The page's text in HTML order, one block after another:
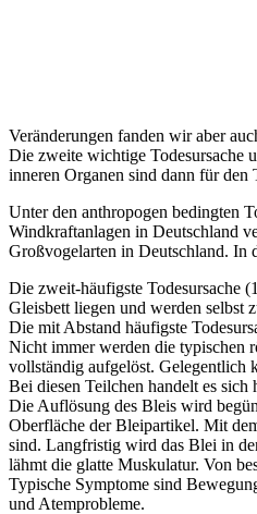
Veränderungen fanden wir aber
Die zweite wichtige Todesursache
inneren Organen sind dann für den
Unter den anthropogen bedingten
Windkraftanlagen in Deutschland
Großvogelarten in Deutschland. In
Die zweit-häufigste Todesursache
Gleisbett liegen und werden selbst
Die mit Abstand häufigste
Nicht immer werden die typischen
vollständig aufgelöst. Gelegentlich
Bei diesen Teilchen handelt es
Die Auflösung des Bleis wird
Oberfläche der Bleipartikel. Mit
sind. Langfristig wird das Blei in
lähmt die glatte Muskulatur. Von
Typische Symptome sind
und Atemprobleme.